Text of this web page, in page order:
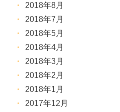
2018年8月
2018年7月
2018年5月
2018年4月
2018年3月
2018年2月
2018年1月
2017年12月